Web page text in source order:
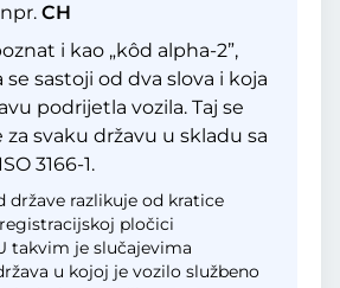
CH
i kao „kôd alpha-2”,
se sastoji od dva slova i koja
podrijetla vozila. Taj se
svaku državu u skladu sa
3166-1.
države razlikuje od kratice
pločici
takvim je slučajevima
u kojoj je vozilo službeno